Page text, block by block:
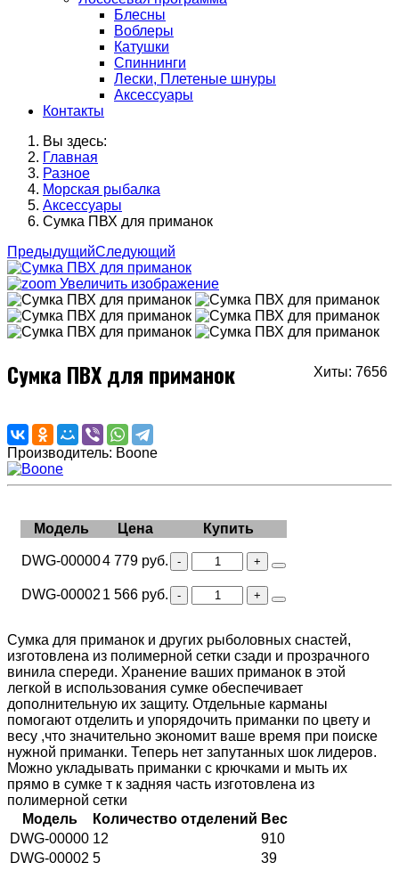
Блесны
Воблеры
Катушки
Спиннинги
Лески, Плетеные шнуры
Аксессуары
Контакты
Вы здесь:
Главная
Разное
Морская рыбалка
Аксессуары
Сумка ПВХ для приманок
ПредыдущийСледующий
Увеличить изображение
Хиты: 7656
Сумка ПВХ для приманок
Производитель: Boone
Модель Цена Купить
DWG-000004 779 руб.
DWG-00002 1 566 руб.
Сумка для приманок и других рыболовных снастей,
изготовлена из полимерной сетки сзади и прозрачного
винила спереди. Хранение ваших приманок в этой
легкой в использования сумке обеспечивает
дополнительную их защиту. Отдельные карманы
помогают отделить и упорядочить приманки по цвету и
весу ,что значительно экономит ваше время при поиске
нужной приманки. Теперь нет запутанных шок лидеров.
Можно укладывать приманки с крючками и мыть их
прямо в сумке т к задняя часть изготовлена из
полимерной сетки
Модель
Количество отделений Вес
DWG-00000 12
910
DWG-00002 5 39